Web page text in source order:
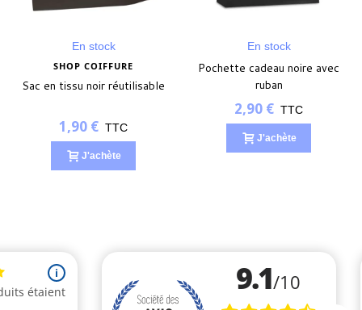
En stock
SHOP COIFFURE
Sac en tissu noir réutilisable
1,90 € TTC
J'achète
En stock
Pochette cadeau noire avec
ruban
2,90 € TTC
J'achète